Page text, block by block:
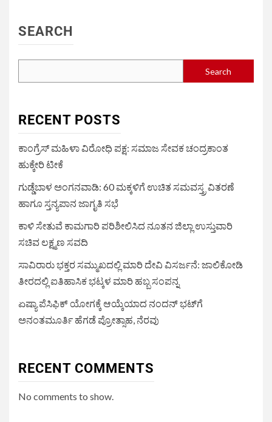
SEARCH
Search
RECENT POSTS
ಕಾಂಗ್ರೆಸ್ ಮಹಿಳಾ ವಿರೋಧಿ ಪಕ್ಷ: ಸಮಾಜ ಸೇವಕ ಚಂದ್ರಕಾಂತ
ಹುಕ್ಕೇರಿ ಟೀಕೆ
ಗುಡ್ಡೆಬಾಳ ಅಂಗನವಾಡಿ: 60 ಮಕ್ಕಳಿಗೆ ಉಚಿತ ಸಮವಸ್ತ್ರ ವಿತರಣೆ
ಹಾಗೂ ಸ್ತನ್ಯಪಾನ ಜಾಗೃತಿ ಸಭೆ
ಕಾಳಿ ಸೇತುವೆ ಕಾಮಗಾರಿ ಪರಿಶೀಲಿಸಿದ ನೂತನ ಜಿಲ್ಲಾ ಉಸ್ತುವಾರಿ
ಸಚಿವ ಲಕ್ಷ್ಮಣ ಸವದಿ
ಸಾವಿರಾರು ಭಕ್ತರ ಸಮ್ಮುಖದಲ್ಲಿ ಮಾರಿ ದೇವಿ ವಿಸರ್ಜನೆ: ಜಾಲಿಕೋಡಿ
ತೀರದಲ್ಲಿ ಐತಿಹಾಸಿಕ ಭಟ್ಕಳ ಮಾರಿ ಹಬ್ಬ ಸಂಪನ್ನ
ಏಷ್ಯಾ ಪೆಸಿಫಿಕ್ ಯೋಗಕ್ಕೆ ಆಯ್ಕೆಯಾದ ನಂದನ್ ಭಟ್‌ಗೆ
ಅನಂತಮೂರ್ತಿ ಹೆಗಡೆ ಪ್ರೋತ್ಸಾಹ, ನೆರವು
RECENT COMMENTS
No comments to show.